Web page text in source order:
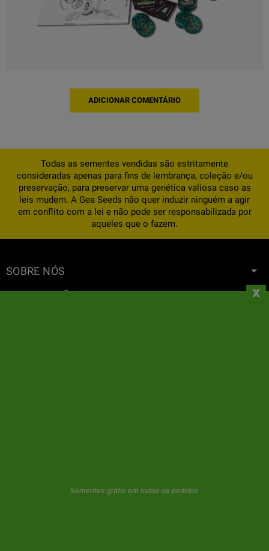
ADICIONAR COMENTÁRIO
Todas as sementes vendidas são estritamente
consideradas apenas para fins de lembrança, coleção e/ou
preservação, para preservar uma genética valiosa caso as
leis mudem. A Gea Seeds não quer induzir ninguém a agir
em conflito com a lei e não pode ser responsabilizada por
aqueles que o fazem.
SOBRE NÓS
politica de privacidade.Sementes grátis em todos os pedidos
x